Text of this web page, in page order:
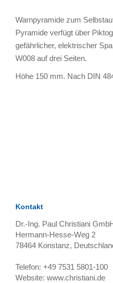
Warnpyramide zum
Pyramide verfügt über
gefährlicher, elektrischer
W008 auf drei Seiten.
Höhe 150 mm. Nach DIN
Kontakt
Dr.-Ing. Paul Christiani
Hermann-Hesse-Weg 2
78464 Konstanz,
Telefon: +49 7531 5801-100
Website: www.christiani.de